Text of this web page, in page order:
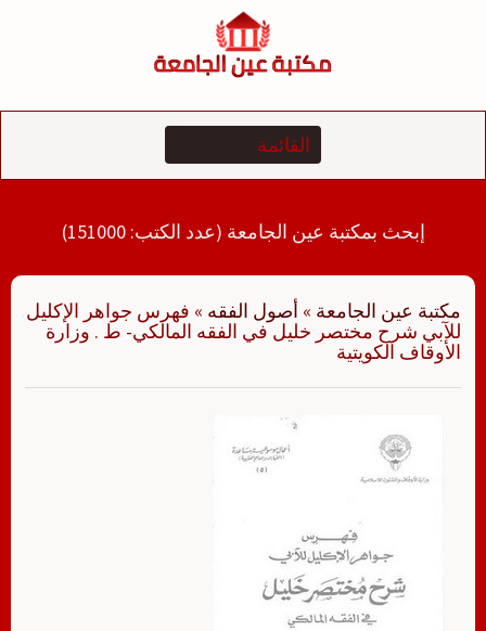
إبحث بمكتبة عين الجامعة (عدد الكتب: 151000)
مكتبة عين الجامعة » أصول الفقه » فهرس جواهر الإكليل
للآبي شرح مختصر خليل في الفقه المالكي- ط . وزارة
الأوقاف الكويتية